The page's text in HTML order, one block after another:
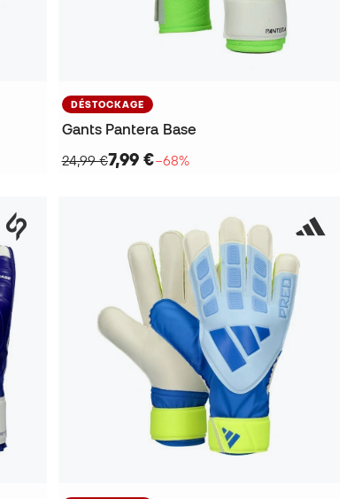
DÉSTOCKAGE
Gants Pantera Base
24,99 €7,99 €−68%